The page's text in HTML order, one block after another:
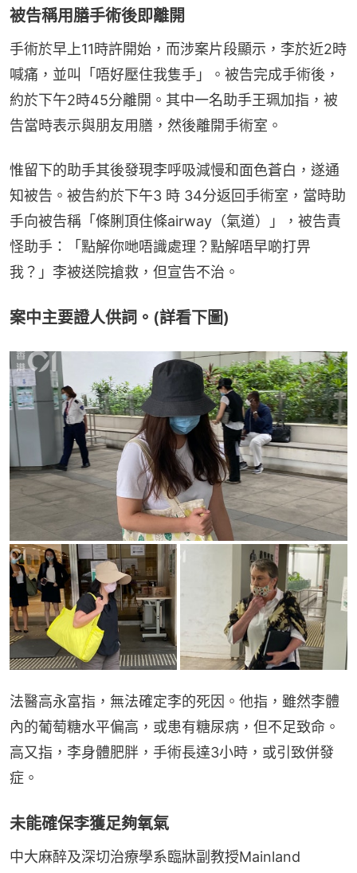
被告稱用膳手術後即離開
手術於早上11時許開始，而涉案片段顯示，李於近2時
喊痛，並叫「唔好壓住我隻手」。被告完成手術後，
約於下午2時45分離開。其中一名助手王珮加指，被
告當時表示與朋友用膳，然後離開手術室。
惟留下的助手其後發現李呼吸減慢和面色蒼白，遂通
知被告。被告約於下午3 時 34分返回手術室，當時助
手向被告稱「條脷頂住條airway（氣道）」，被告責
怪助手：「點解你哋唔識處理？點解唔早啲打畀
我？」李被送院搶救，但宣告不治。
案中主要證人供詞。(詳看下圖)
法醫高永富指，無法確定李的死因。他指，雖然李體
內的葡萄糖水平偏高，或患有糖尿病，但不足致命。
高又指，李身體肥胖，手術長達3小時，或引致併發
症。
未能確保李獲足夠氧氣
中大麻醉及深切治療學系臨牀副教授Mainland